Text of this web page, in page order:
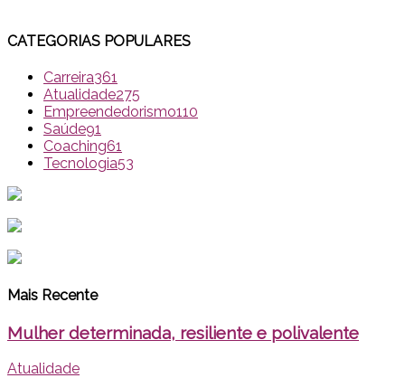
CATEGORIAS POPULARES
Carreira361
Atualidade275
Empreendedorismo110
Saúde91
Coaching61
Tecnologia53
Mais Recente
Mulher determinada, resiliente e polivalente
Atualidade